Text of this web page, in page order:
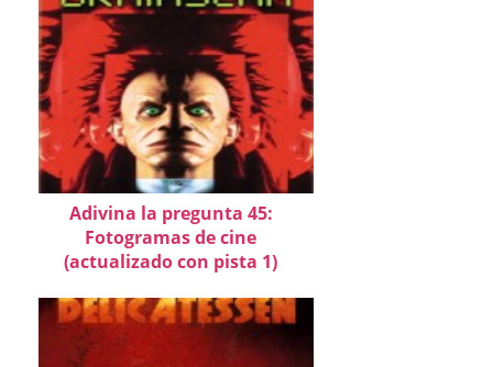
Adivina la pregunta 45:
Fotogramas de cine
(actualizado con pista 1)